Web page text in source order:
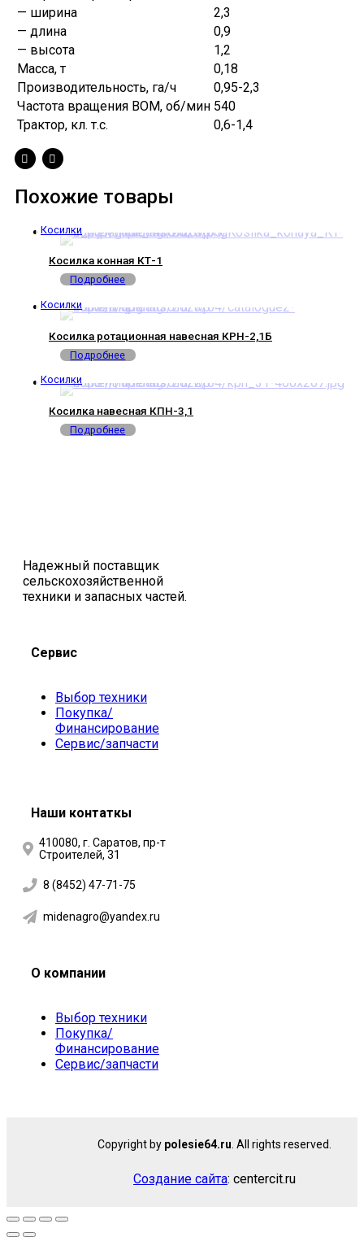
— ширина
2,3
— длина
0,9
— высота
1,2
Масса, т
0,18
Производительность, га/ч
0,95-2,3
Частота вращения ВОМ, об/мин 540
Трактор, кл. т.с.
0,6-1,4
Похожие товары
Косилки
Косилка конная КТ-1
Подробнее
Косилки
Косилка ротационная навесная КРН-2,1Б
Подробнее
Косилки
Косилка навесная КПН-3,1
Подробнее
Надежный поставщик
сельскохозяйственной
техники и запасных частей.
Сервис
Выбор техники
Покупка/
Финансирование
Сервис/запчасти
Наши контаткы
410080, г. Саратов, пр-т
Строителей, 31
8 (8452) 47-71-75
midenagro@yandex.ru
О компании
Выбор техники
Покупка/
Финансирование
Сервис/запчасти
Copyright by polesie64.ru . All rights reserved.
Создание сайта: centercit.ru